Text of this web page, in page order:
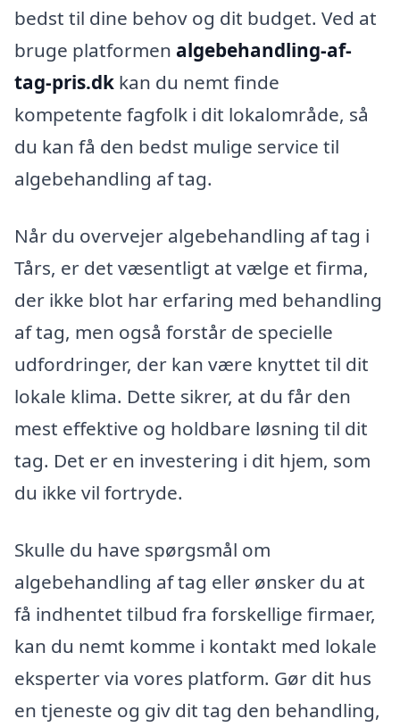
bedst til dine behov og dit budget. Ved at
bruge platformen algebehandling-af-
tag-pris.dk kan du nemt finde
kompetente fagfolk i dit lokalområde, så
du kan få den bedst mulige service til
algebehandling af tag.
Når du overvejer algebehandling af tag i
Tårs, er det væsentligt at vælge et firma,
der ikke blot har erfaring med behandling
af tag, men også forstår de specielle
udfordringer, der kan være knyttet til dit
lokale klima. Dette sikrer, at du får den
mest effektive og holdbare løsning til dit
tag. Det er en investering i dit hjem, som
du ikke vil fortryde.
Skulle du have spørgsmål om
algebehandling af tag eller ønsker du at
få indhentet tilbud fra forskellige firmaer,
kan du nemt komme i kontakt med lokale
eksperter via vores platform. Gør dit hus
en tjeneste og giv dit tag den behandling,